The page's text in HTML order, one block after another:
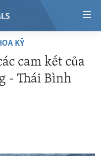
KỲ
cam kết của
- Thái Bình